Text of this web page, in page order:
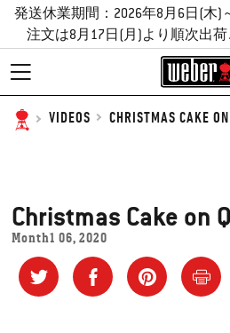
発送休業期間：2026年8月6日(木)
注文は8月17日(月)より順次出荷
VIDEOS CHRISTMAS CAKE
Christmas Cake on
Month1 06, 2020